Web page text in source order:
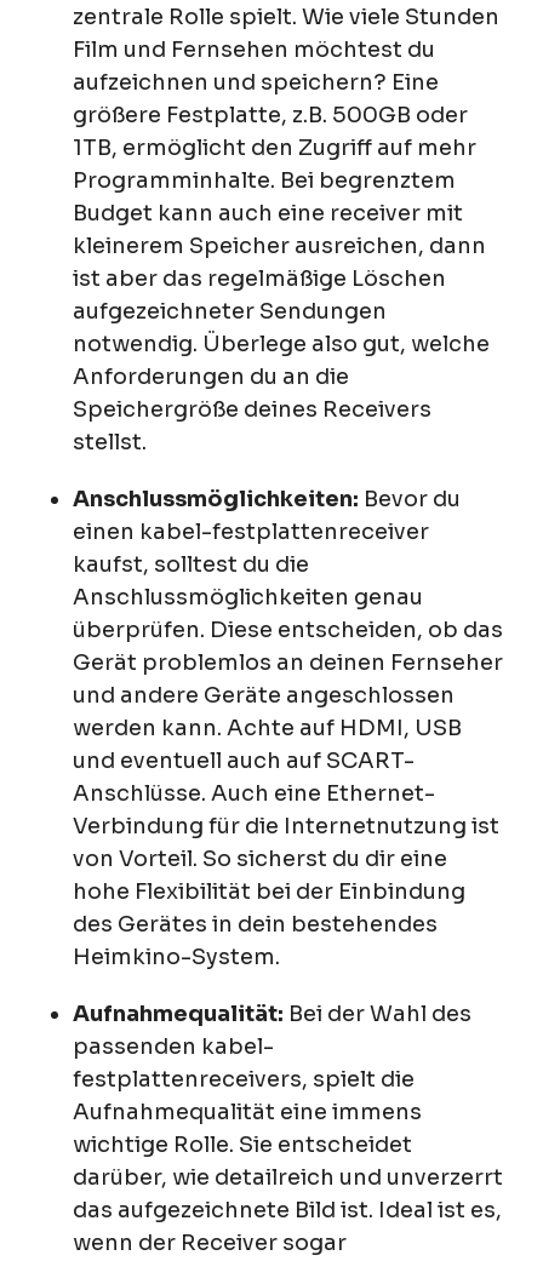
zentrale Rolle spielt. Wie viele Stunden
Film und Fernsehen möchtest du
aufzeichnen und speichern? Eine
größere Festplatte, z.B. 500GB oder
1TB, ermöglicht den Zugriff auf mehr
Programminhalte. Bei begrenztem
Budget kann auch eine receiver mit
kleinerem Speicher ausreichen, dann
ist aber das regelmäßige Löschen
aufgezeichneter Sendungen
notwendig. Überlege also gut, welche
Anforderungen du an die
Speichergröße deines Receivers
stellst.
Anschlussmöglichkeiten: Bevor du
einen kabel-festplattenreceiver
kaufst, solltest du die
Anschlussmöglichkeiten genau
überprüfen. Diese entscheiden, ob das
Gerät problemlos an deinen Fernseher
und andere Geräte angeschlossen
werden kann. Achte auf HDMI, USB
und eventuell auch auf SCART-
Anschlüsse. Auch eine Ethernet-
Verbindung für die Internetnutzung ist
von Vorteil. So sicherst du dir eine
hohe Flexibilität bei der Einbindung
des Gerätes in dein bestehendes
Heimkino-System.
Aufnahmequalität: Bei der Wahl des
passenden kabel-
festplattenreceivers, spielt die
Aufnahmequalität eine immens
wichtige Rolle. Sie entscheidet
darüber, wie detailreich und unverzerrt
das aufgezeichnete Bild ist. Ideal ist es,
wenn der Receiver sogar